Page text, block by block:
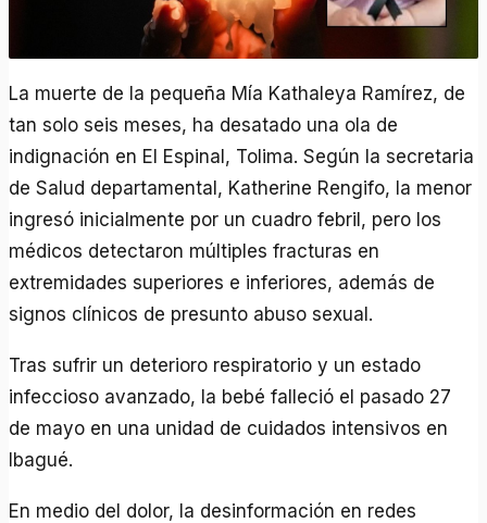
La muerte de la pequeña Mía Kathaleya Ramírez, de
tan solo seis meses, ha desatado una ola de
indignación en El Espinal, Tolima. Según la secretaria
de Salud departamental, Katherine Rengifo, la menor
ingresó inicialmente por un cuadro febril, pero los
médicos detectaron múltiples fracturas en
extremidades superiores e inferiores, además de
signos clínicos de presunto abuso sexual.
Tras sufrir un deterioro respiratorio y un estado
infeccioso avanzado, la bebé falleció el pasado 27
de mayo en una unidad de cuidados intensivos en
Ibagué.
En medio del dolor, la desinformación en redes